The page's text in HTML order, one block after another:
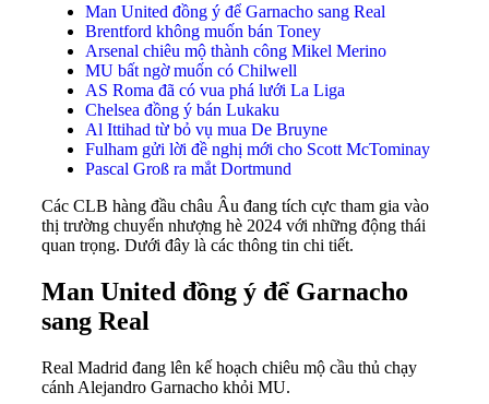
Man United đồng ý để Garnacho sang Real
Brentford không muốn bán Toney
Arsenal chiêu mộ thành công Mikel Merino
MU bất ngờ muốn có Chilwell
AS Roma đã có vua phá lưới La Liga
Chelsea đồng ý bán Lukaku
Al Ittihad từ bỏ vụ mua De Bruyne
Fulham gửi lời đề nghị mới cho Scott McTominay
Pascal Groß ra mắt Dortmund
Các CLB hàng đầu châu Âu đang tích cực tham gia vào
thị trường chuyển nhượng hè 2024 với những động thái
quan trọng. Dưới đây là các thông tin chi tiết.
Man United đồng ý để Garnacho
sang Real
Real Madrid đang lên kế hoạch chiêu mộ cầu thủ chạy
cánh Alejandro Garnacho khỏi MU.